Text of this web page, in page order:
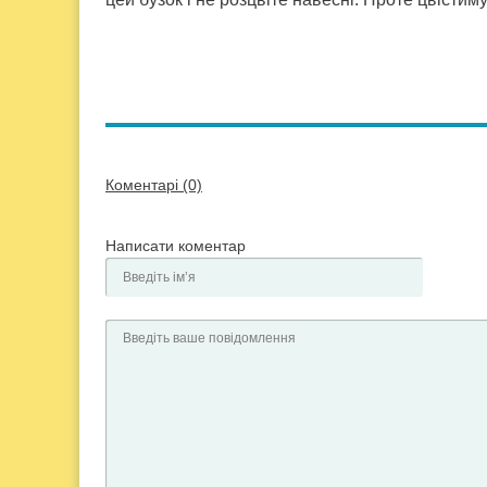
Коментарі (0)
Написати коментар